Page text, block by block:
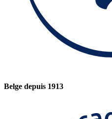
Belge depuis 1913